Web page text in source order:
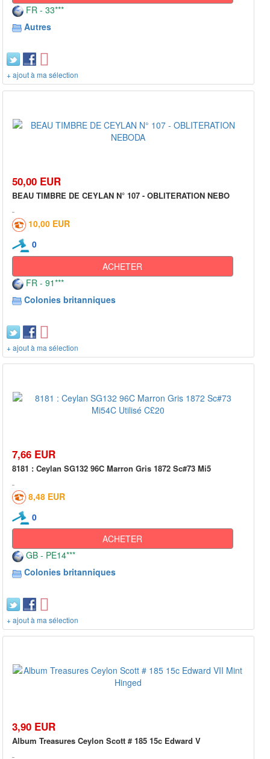
FR - 33***
Autres
+ ajout à ma sélection
50,00 EUR
BEAU TIMBRE DE CEYLAN N° 107 - OBLITERATION NEBO
10,00 EUR
0
ACHETER
FR - 91***
Colonies britanniques
+ ajout à ma sélection
7,66 EUR
8181 : Ceylan SG132 96C Marron Gris 1872 Sc#73 Mi5
8,48 EUR
0
ACHETER
GB - PE14***
Colonies britanniques
+ ajout à ma sélection
3,90 EUR
Album Treasures Ceylon Scott # 185 15c Edward V